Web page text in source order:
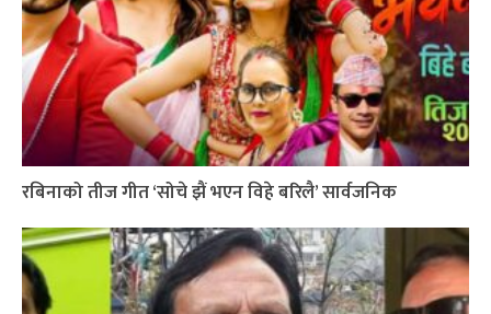
रबिनाको तीज गीत ‘सोचे झैं भएन विहे बरिलै’ सार्वजनिक